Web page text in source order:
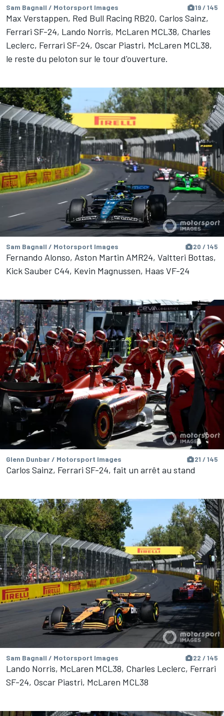
Sam Bagnall / Motorsport Images 19 / 145
Max Verstappen, Red Bull Racing RB20, Carlos Sainz,
Ferrari SF-24, Lando Norris, McLaren MCL38, Charles
Leclerc, Ferrari SF-24, Oscar Piastri, McLaren MCL38,
le reste du peloton sur le tour d'ouverture.
Sam Bagnall / Motorsport Images 20 / 145
Fernando Alonso, Aston Martin AMR24, Valtteri Bottas,
Kick Sauber C44, Kevin Magnussen, Haas VF-24
Glenn Dunbar / Motorsport Images 21 / 145
Carlos Sainz, Ferrari SF-24, fait un arrêt au stand
Sam Bagnall / Motorsport Images 22 / 145
Lando Norris, McLaren MCL38, Charles Leclerc, Ferrari
SF-24, Oscar Piastri, McLaren MCL38